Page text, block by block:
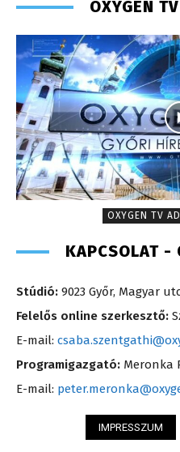
OXYGEN
OXYGEN TV
KAPCSOLAT -
Stúdió: 9023 Győr, Magyar
Felelős online szerkesztő:
E-mail:
Programigazgató: Meronka
E-mail:
IMPRESSZUM